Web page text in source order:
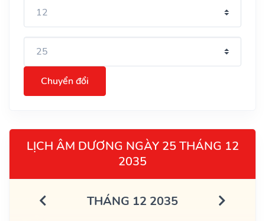
Chuyển đổi
LỊCH ÂM DƯƠNG NGÀY 25 THÁNG 12
2035
THÁNG 12 2035